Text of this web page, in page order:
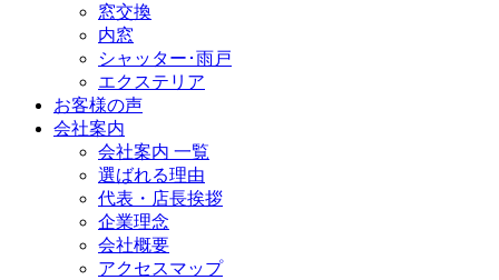
窓交換
内窓
シャッター･雨戸
エクステリア
お客様の声
会社案内
会社案内 一覧
選ばれる理由
代表・店長挨拶
企業理念
会社概要
アクセスマップ